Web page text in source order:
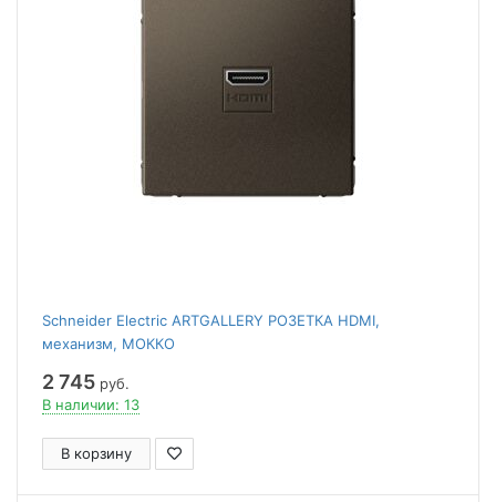
Schneider Electric ARTGALLERY РОЗЕТКА HDMI,
механизм, МОККО
2 745 руб.
В наличии: 13
В корзину